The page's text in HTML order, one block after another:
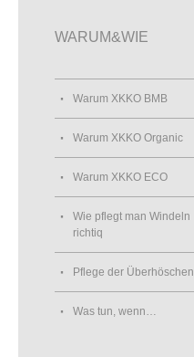
WARUM&WIE
Warum XKKO BMB
Warum XKKO Organic
Warum XKKO ECO
Wie pflegt man Windeln
richtiq
Pflege der Überhöschen
Was tun, wenn…